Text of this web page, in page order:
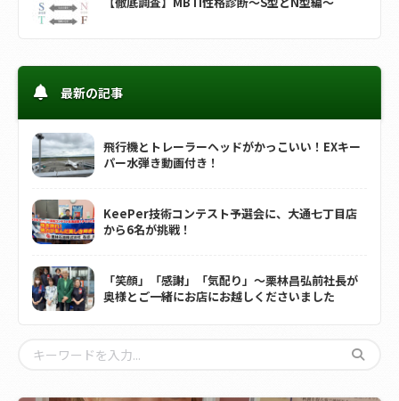
最新の記事
飛行機とトレーラーヘッドがかっこいい！EXキー
パー水弾き動画付き！
KeePer技術コンテスト予選会に、大通七丁目店
から6名が挑戦！
「笑顔」「感謝」「気配り」～栗林昌弘前社長が
奥様とご一緒にお店にお越しくださいました